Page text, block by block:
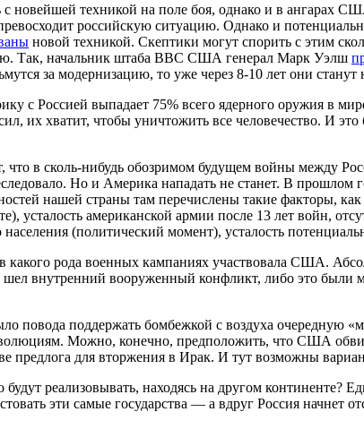
техникой на поле боя, однако и в ангарах
российскую ситуацию. Однако и
новой техникой. Скептики могут спорить с этим
Так, начальник штаба ВВС США генерал Марк Уэлш
за модернизацию, то уже через 8-10 лет они
с Россией выпадает 75% всего ядерного оружия в
их хватит, чтобы уничтожить все человечество. И
что в сколь-нибудь обозримом будущем войны между
Но и Америка нападать не станет. В прошлом
нашей страны там перечислены такие факторы,
усталость американской армии после 13 лет войн,
(политический момент), усталость
рода военных кампаниях участвовала США.
шел внутренний вооруженный конфликт, либо это
повода поддержать бомбежкой с воздуха очередную
Можно, конечно, предположить, что США
предлога для вторжения в Ирак. И тут возможны
реализовывать, находясь на другом континенте?
эти самые государства — а вдруг Россия начнет